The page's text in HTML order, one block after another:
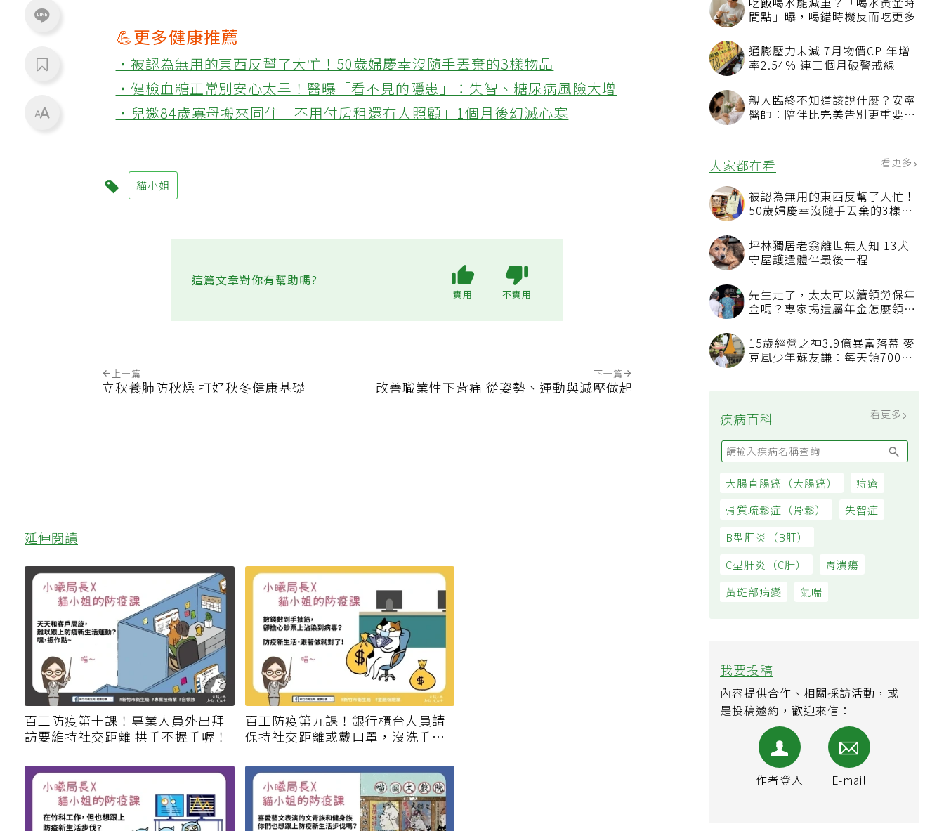
吃飯喝水能減重？「喝水黃金時
間點」曝，喝錯時機反而吃更多
通膨壓力未減 7月物價CPI年增
率2.54% 連三個月破警戒線
親人臨終不知道該說什麼？安寧
醫師：陪伴比完美告別更重要，
大家都在看 看更多
被認為無用的東西反幫了大忙！
50歲婦慶幸沒隨手丟棄的3樣物
坪林獨居老翁離世無人知 13犬
守屋護遺體伴最後一程
先生走了，太太可以續領勞保年
金嗎？專家揭遺屬年金怎麼領，
15歲經營之神3.9億暴富落幕 麥
克風少年蘇友謙：每天領700元
疾病百科 看更多
大腸直腸癌（大腸癌） 痔瘡
骨質疏鬆症（骨鬆）
失智症
B型肝炎（B肝）
C型肝炎（C肝）
胃潰瘍
黃斑部病變
氣喘
我要投稿
內容提供合作、相關採訪活動，或
是投稿邀約，歡迎來信：
💪更多健康推薦
‧被認為無用的東西反幫了大忙！50歲婦慶幸沒隨手丟棄的3樣物品
‧健檢血糖正常別安心太早！醫曝「看不見的隱患」：失智、糖尿病風險大增
‧兒邀84歲寡母搬來同住「不用付房租還有人照顧」1個月後幻滅心寒
貓小姐
這篇文章對你有幫助嗎?
實用 不實用
上一篇
立秋養肺防秋燥 打好秋冬健康基礎
下一篇
改善職業性下背痛 從姿勢、運動與減壓做起
延伸閱讀
百工防疫第十課！專業人員外出拜
訪要維持社交距離 拱手不握手喔！
百工防疫第九課！銀行櫃台人員請
保持社交距離或戴口罩，沒洗手別
碰臉